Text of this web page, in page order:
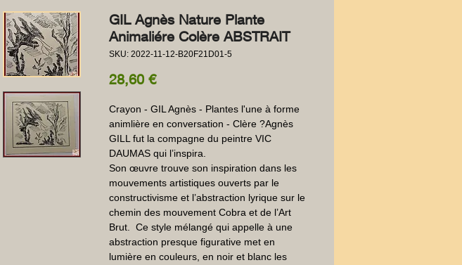
GIL Agnès Nature Plante
Animaliére Colère ABSTRAIT
SKU: 2022-11-12-B20F21D01-5
28,60 €Precio
Crayon - GIL Agnès - Plantes l'une à forme
animlière en conversation - Clère ?Agnès
GILL fut la compagne du peintre VIC
DAUMAS qui l’inspira.
Son œuvre trouve son inspiration dans les
mouvements artistiques ouverts par le
constructivisme et l’abstraction lyrique sur le
chemin des mouvement Cobra et de l’Art
Brut.  Ce style mélangé qui appelle à une
abstraction presque figurative met en
lumière en couleurs, en noir et blanc les